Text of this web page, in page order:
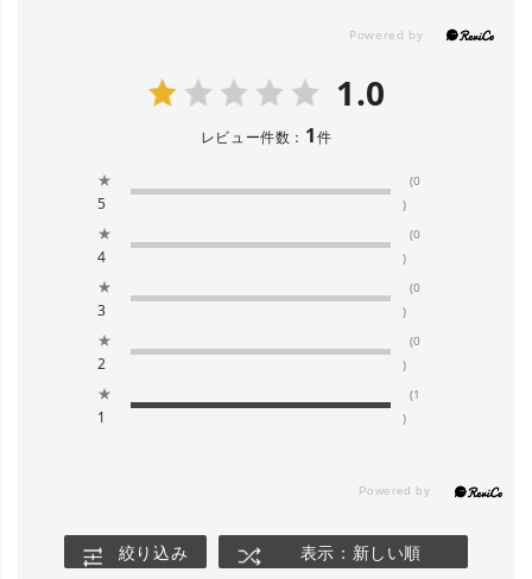
1.0
レビュー件数： 1件
★
5
(0
)
★
4
(0
)
★
3
(0
)
★
2
(0
)
★
1
(1
)
絞り込み 表示：新しい順